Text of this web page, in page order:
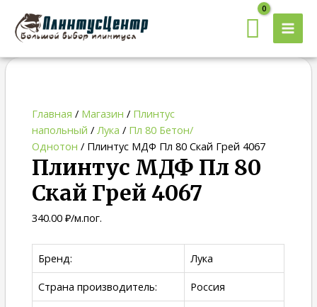
Главная / Магазин / Плинтус
напольный / Лука / Пл 80 Бетон/
Однотон / Плинтус МДФ Пл 80 Скай Грей 4067
Плинтус МДФ Пл 80
Скай Грей 4067
340.00₽/м.пог.
Бренд:
Лука
Страна производитель:
Россия
Quantity